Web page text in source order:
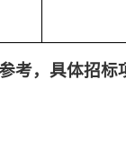
考，具体招标